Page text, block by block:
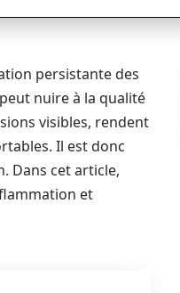
persistante des
nuire à la qualité
visibles, rendent
Il est donc
Dans cet article,
et